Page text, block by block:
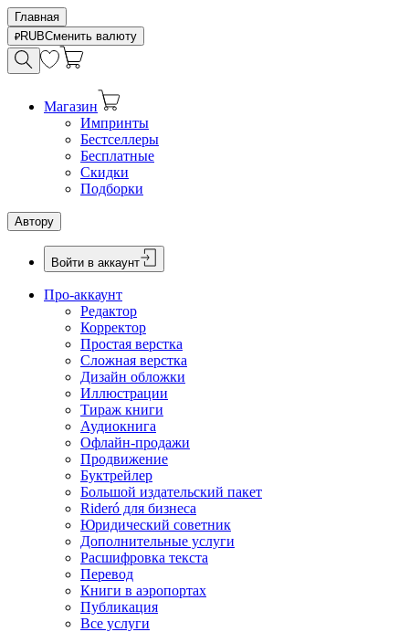
Главная
RUBСменить валюту
Магазин
Импринты
Бестселлеры
Бесплатные
Скидки
Подборки
Автору
Войти в аккаунт
Про-аккаунт
Редактор
Корректор
Простая верстка
Сложная верстка
Дизайн обложки
Иллюстрации
Тираж книги
Аудиокнига
Офлайн-продажи
Продвижение
Буктрейлер
Большой издательский пакет
Rideró для бизнеса
Юридический советник
Дополнительные услуги
Расшифровка текста
Перевод
Книги в аэропортах
Публикация
Все услуги